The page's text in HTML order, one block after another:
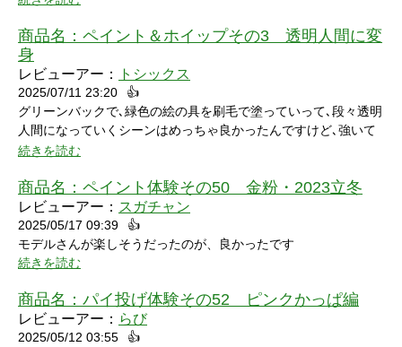
い悔しさを滲ませながら罰ゲームを受けている姿にドキドキして
しまいました。
商品名： ペイント＆ホイップその3 透明人間に変
身
レビューアー： トシックス
2025/07/11 23:20
👍
グリーンバックで､緑色の絵の具を刷毛で塗っていって､段々透明
人間になっていくシーンはめっちゃ良かったんですけど､強いて
言うなら､上半身だけで無くて､全身も透明になる所も見てみたい
続きを読む
商品名： ペイント体験その50 金粉・2023立冬
レビューアー： スガチャン
2025/05/17 09:39
👍
モデルさんが楽しそうだったのが、良かったです
続きを読む
商品名： パイ投げ体験その52 ピンクかっぱ編
レビューアー： らび
2025/05/12 03:55
👍